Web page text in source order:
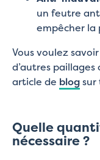
un feutre
empêcher la
Vous voulez
d’autres
article de blogsur
Quelle
nécessaire ?